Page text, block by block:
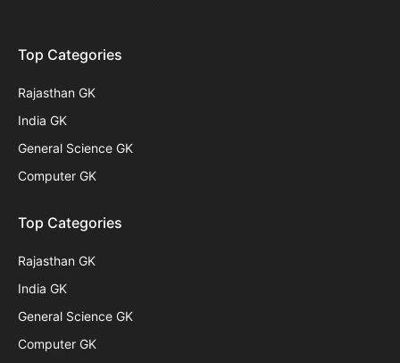
Top Categories
Rajasthan GK
India GK
General Science GK
Computer GK
Top Categories
Rajasthan GK
India GK
General Science GK
Computer GK